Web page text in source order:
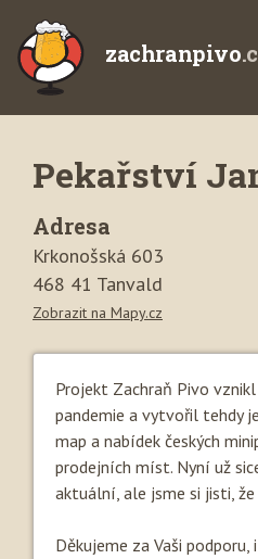
zachranpivo
Pekařství
Adresa
Krkonošská 603
468 41 Tanvald
Zobrazit na Mapy.cz
Projekt Zachraň Pivo
pandemie a vytvořil tehdy
map a nabídek českých
prodejních míst. Nyní už
aktuální, ale jsme si jisti,
Děkujeme za Vaši